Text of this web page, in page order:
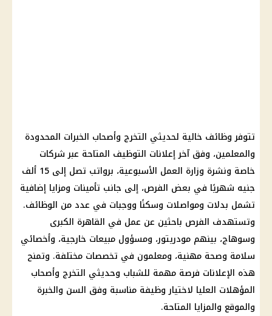
تتوفر وظائف خالية لحديثي التخرج وأصحاب الخبرات المحدودة
والمعلمين، وفق آخر إعلانات التوظيف المتاحة عبر شركات
خاصة ونشرة وزارة العمل الأسبوعية، برواتب تصل إلى 15 ألف
جنيه شهريًا في بعض الفرص، إلى جانب تأمينات ومزايا إضافية
تشمل بدلات ومواصلات وسكنًا ووجبات في عدد من الوظائف.
وتستهدف الفرص باحثين عن عمل في القاهرة الكبرى
وسوهاج، بينهم مودريتور، ومسؤول مبيعات خارجية، وأخصائي
سلامة وصحة مهنية، ومعلمون في تخصصات مختلفة. وتمنح
هذه الإعلانات فرصة مهمة للشباب وحديثي التخرج وأصحاب
المؤهلات العليا لاختيار وظيفة مناسبة وفق السن والخبرة
والموقع والمزايا المتاحة.